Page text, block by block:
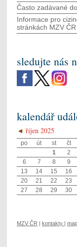
Často zadávané
Informace pro
stránkách MZV
sledujte nás
kalendář
◄ říjen 2025
po út st čt
1
2
6
7 8 9
13
14 15 16
20
21 22 23
27
28 29 30
MZV ČR kontakty